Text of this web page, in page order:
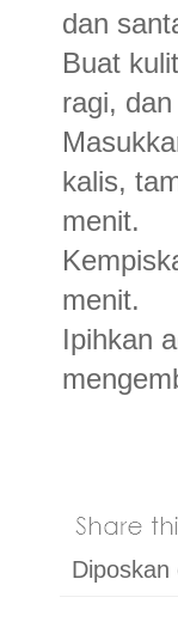
dan
Buat
ragi,
kalis,
menit.
menit.
Ipihkan
Diposkan